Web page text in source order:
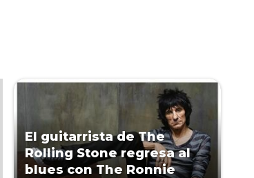
El guitarrista de The
Rolling Stone regresa al
blues con The Ronnie